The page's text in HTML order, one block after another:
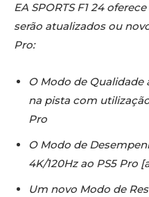
EA SPORTS F1 24
serão atualizados ou
Pro:
O Modo de Qualidade
na pista com
Pro
O Modo de
4K/120Hz ao PS5 Pro
Um novo Modo de